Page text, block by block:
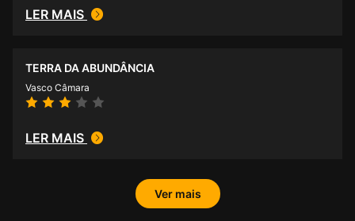
LER MAIS
TERRA DA ABUNDÂNCIA
Vasco Câmara
LER MAIS
Ver mais